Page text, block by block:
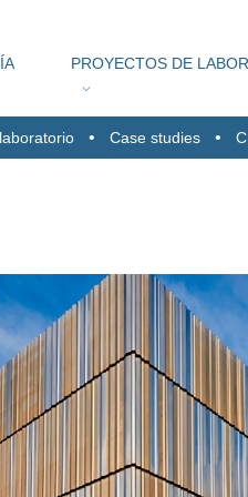
PROYECTOS DE
Case studies